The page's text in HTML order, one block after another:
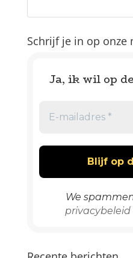
Schrijf je in op onze
Ja, ik wil op
We
privacybeleid